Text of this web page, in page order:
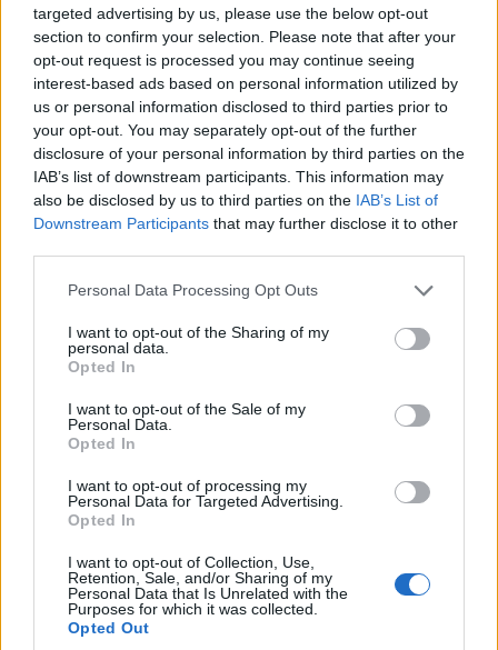
targeted advertising by us, please use the below opt-out
section to confirm your selection. Please note that after your
opt-out request is processed you may continue seeing
interest-based ads based on personal information utilized by
us or personal information disclosed to third parties prior to
your opt-out. You may separately opt-out of the further
disclosure of your personal information by third parties on the
IAB’s list of downstream participants. This information may
also be disclosed by us to third parties on the IAB’s List of
Downstream Participants that may further disclose it to other
Please note that this website/app uses one or more Google
not limited to your visit or usage behaviour. You may click to
grant or deny consent to Google and its third-party tags to
use your data for below specified purposes in below Google
consent section.
Personal Data Processing Opt Outs
I want to opt-out of the Sharing of my
personal data.
Opted In
I want to opt-out of the Sale of my
Personal Data.
Opted In
I want to opt-out of processing my
Personal Data for Targeted Advertising.
Opted In
I want to opt-out of Collection, Use,
Retention, Sale, and/or Sharing of my
Personal Data that Is Unrelated with the
Purposes for which it was collected.
Opted Out
Στην Αιώνια Πόλη, κάθε δρόμος είναι ένα μουσείο.
Η Ρώμη σε καλεί να ζήσεις ανάμεσα σε μνημεία
χιλιάδων ετών: το Κολοσσαίο, η Ρωμαϊκή Αγορά, το
Πάνθεον. Όμως η μαγεία της δεν περιορίζεται στο
παρελθόν. Ζει στους ήχους των βεσπών, στο
άρωμα της φρεσκοψημένης πίτσας και στην
ανεμελιά της καθημερινής ζωής στις πλατείες.
οδηγούς μας για την ιταλική πρωτεύουσα.
5. Κέιπ Τάουν, Νότια Αφρική